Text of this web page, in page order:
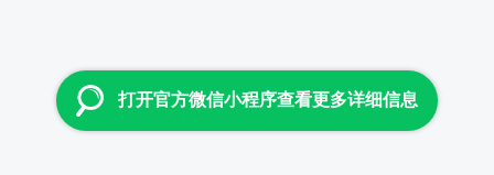
打开官方微信小程序查看更多详细信息